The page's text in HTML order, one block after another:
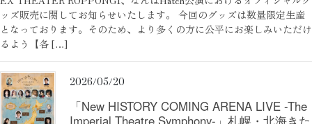
ッズ販売に関してお知らせいたします。 今回のグッズは数量限定生産
となっております。そのため、より多くの方に公平にお楽しみいただけ
るよう【各 […]
2026/05/20
「New HISTORY COMING ARENA LIVE -The